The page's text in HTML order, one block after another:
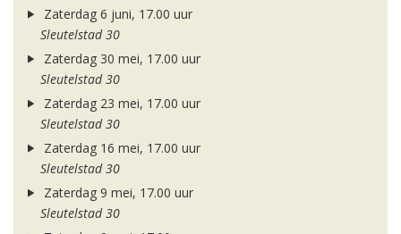
Zaterdag 6 juni, 17.00 uur
Sleutelstad 30
Zaterdag 30 mei, 17.00 uur
Sleutelstad 30
Zaterdag 23 mei, 17.00 uur
Sleutelstad 30
Zaterdag 16 mei, 17.00 uur
Sleutelstad 30
Zaterdag 9 mei, 17.00 uur
Sleutelstad 30